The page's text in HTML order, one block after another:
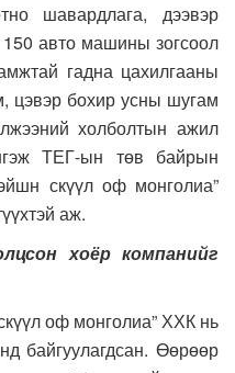
шавардлага, дээвэр
авто машины зогсоол
гадна цахилгааны
цэвэр бохир усны шугам
холболтын ажил
ТЕГ-ын төв байрын
скүүл оф монголиа”
аж.
хоёр компанийг
оф монголиа” ХХК нь
байгуулагдсан. Өөрөөр